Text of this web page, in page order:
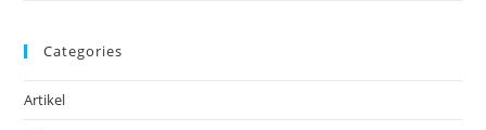
Categories
Artikel